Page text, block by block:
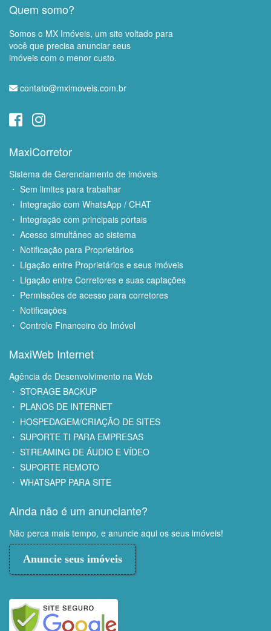
Quem somo?
Somos o MX Imóveis, um site voltado para
você que precisa anunciar seus
imóveis com o menor custo.
contato@mximoveis.com.br
MaxiCorretor
Sistema de Gerenciamento de imóveis
・ Sem limites para trabalhar
・ Integração com WhatsApp / CHAT
・ Integração com principais portais
・ Acesso simultâneo ao sistema
・ Notificação para Proprietários
・ Ligação entre Proprietários e seus imóveis
・ Ligação entre Corretores e suas captações
・ Permissões de acesso para corretores
・ Notificações
・ Controle Financeiro do Imóvel
MaxiWeb Internet
Agência de Desenvolvimento na Web
・ STORAGE BACKUP
・ PLANOS DE INTERNET
・ HOSPEDAGEM/CRIAÇÃO DE SITES
・ SUPORTE TI PARA EMPRESAS
・ STREAMING DE ÁUDIO E VÍDEO
・ SUPORTE REMOTO
・ WHATSAPP PARA SITE
Ainda não é um anunciante?
Não perca mais tempo, e anuncie aqui os seus imóveis!
Anuncie seus imóveis